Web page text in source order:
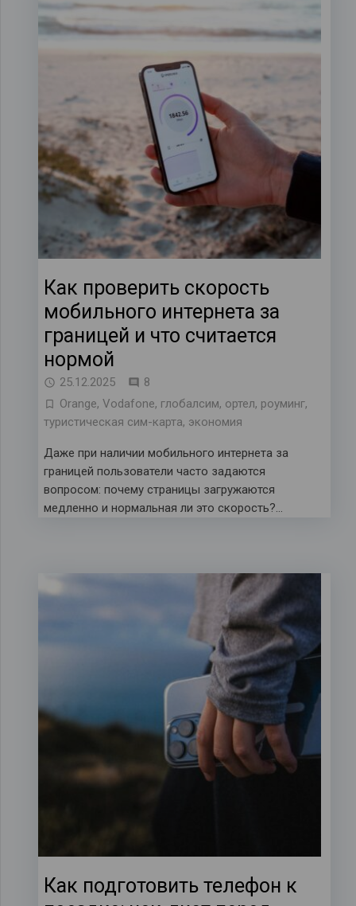
Как проверить скорость
мобильного интернета за
границей и что считается
нормой
25.12.2025 8комментариев
Orange, Vodafone, глобалсим, ортел, роуминг,
туристическая сим-карта, экономия
Даже при наличии мобильного интернета за
границей пользователи часто задаются
вопросом: почему страницы загружаются
медленно и нормальная ли это скорость?…
Как подготовить телефон к